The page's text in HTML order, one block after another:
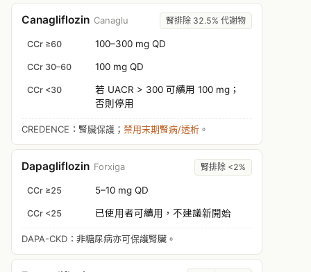
Canagliflozin Canaglu 腎排除 32.5% 代謝物
CCr ≥60 100–300 mg QD
CCr 30–60 100 mg QD
CCr <30
若 UACR > 300 可續用 100 mg；
否則停用
CREDENCE：腎臟保護； 禁用末期腎病/透析 。
Dapagliflozin Forxiga 腎排除 <2%
CCr ≥25 5–10 mg QD
CCr <25 已使用者可續用，不建議新開始
DAPA-CKD：非糖尿病亦可保護腎臟。